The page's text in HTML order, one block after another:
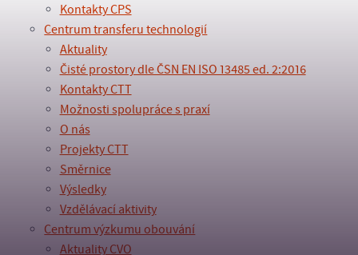
Kontakty CPS
Centrum transferu technologií
Aktuality
Čisté prostory dle ČSN EN ISO 13485 ed. 2:2016
Kontakty CTT
Možnosti spolupráce s praxí
O nás
Projekty CTT
Směrnice
Výsledky
Vzdělávací aktivity
Centrum výzkumu obouvání
Aktuality CVO